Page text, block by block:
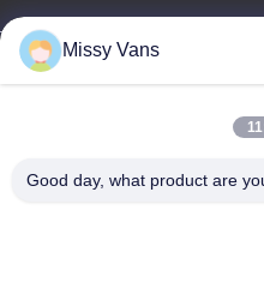
Πολιτική
Κίνα Καλή ποιότητα Ιαπωνικά
SHENZHEN TWOO AUTO
Missy Vans
Good day, what product are